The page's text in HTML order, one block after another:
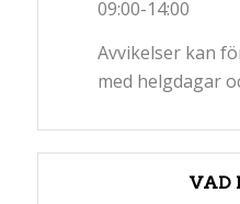
09:00-14:00
Avvikelser kan
med helgdagar
VAD